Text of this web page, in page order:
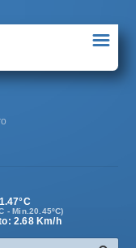
☰
°C
- Min.20.45ºC)
2.68 Km/h